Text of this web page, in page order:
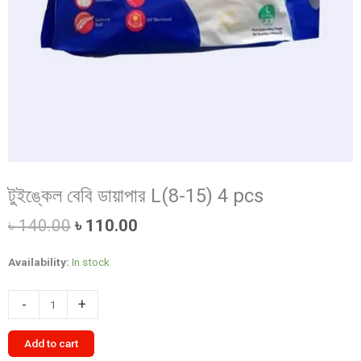
টুইঙ্কেল বেবি ডায়াপার L(8-15) 4 pcs
৳140.00 Original
was:
৳ 110.00
Availability: In stock
-
বেবি
ডায়াপার
L(8-
+
Add to cart